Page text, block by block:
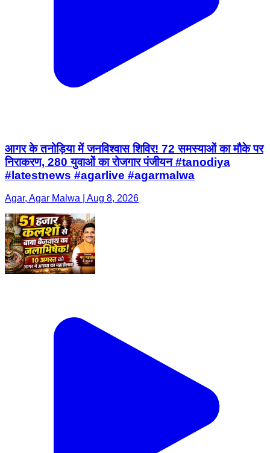
आगर के तनोड़िया में जनविश्वास शिविर! 72 समस्याओं का मौके पर
निराकरण, 280 युवाओं का रोजगार पंजीयन #tanodiya
#latestnews #agarlive #agarmalwa
Agar, Agar Malwa | Aug 8, 2026